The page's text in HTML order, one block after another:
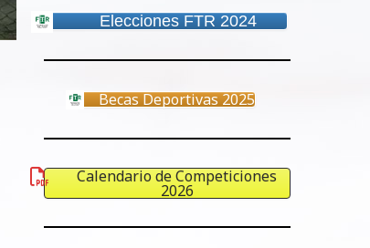
Elecciones FTR 2024
Becas Deportivas 2025
Calendario de Competiciones
2026